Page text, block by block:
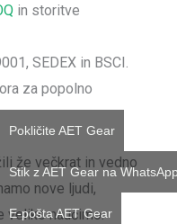
in storitve
SEDEX in BSCI.
za popolno
že večkrat in vedno
nove ljudi,
veliko naučimo.
Pokličite AET Gear
Stik z AET Gear na
E-pošta AET Gear